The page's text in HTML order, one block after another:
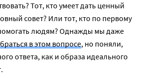
Тот, кто умеет дать ценный
совет? Или тот, кто по первому
людям? Однажды мы даже
в этом вопросе, но поняли,
ответа, как и образа идеального